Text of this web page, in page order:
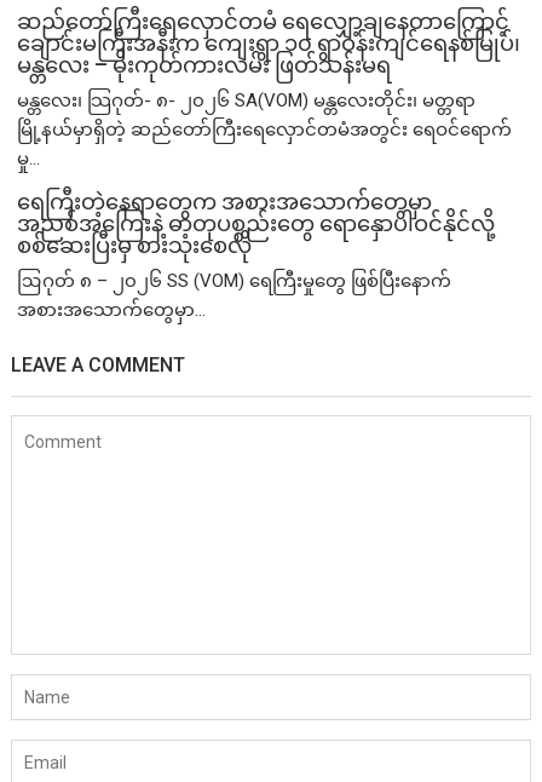
ဆည်တော်ကြီးရေလှောင်တမံ ရေလျှော့ချနေတာကြောင့်
ချောင်းမကြီးအနီးက ကျေးရွာ ၁၀ ရွာဝန်းကျင်ရေနစ်မြုပ်၊
မန္တလေး – မိုးကုတ်ကားလမ်း ဖြတ်သန်းမရ
မန္တလေး၊ သြဂုတ်- ၈- ၂၀၂၆ SA(VOM) မန္တလေးတိုင်း၊ မတ္တရာ
မြို့နယ်မှာရှိတဲ့ ဆည်တော်ကြီးရေလှောင်တမံအတွင်း ရေဝင်ရောက်
မှု...
ရေကြီးတဲ့​နေရာ​တွေက အစားအသောက်တွေမှာ
အညစ်အကြေးနဲ့ ဓာတုပစ္စည်းတွေ ရောနှောပါဝင်နိုင်လို့
စစ်ဆေးပြီးမှ စားသုံးစေလို
ဩဂုတ် ၈ – ၂၀၂၆ SS (VOM) ရေကြီးမှုတွေ ဖြစ်ပြီးနောက်
အစားအသောက်တွေမှာ...
LEAVE A COMMENT